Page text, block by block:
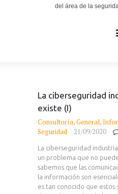
del área de la
La ciberseguridad
existe (I)
Consultoría,General,
Seguridad
21/09/2020
La ciberseguridad
un problema que no
sabemos que las
la información son
es tan conocido que estos